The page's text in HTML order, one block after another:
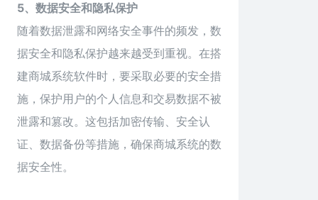
5、数据安全和隐私保护
随着数据泄露和网络安全事件的频发，数
据安全和隐私保护越来越受到重视。在搭
建商城系统软件时，要采取必要的安全措
施，保护用户的个人信息和交易数据不被
泄露和篡改。这包括加密传输、安全认
证、数据备份等措施，确保商城系统的数
据安全性。